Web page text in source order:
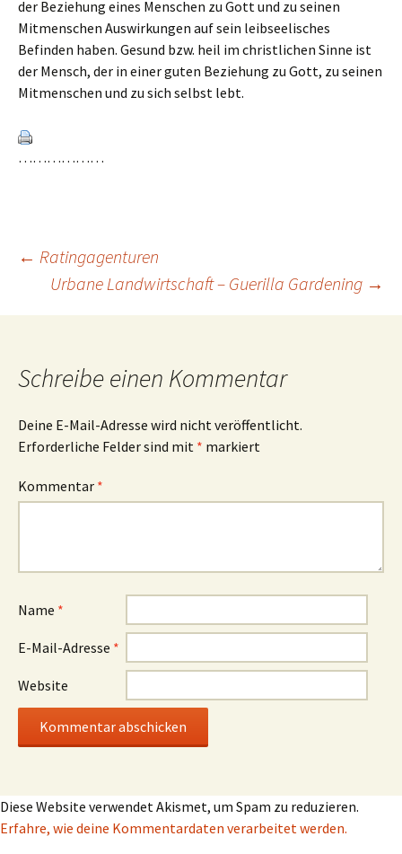
der Beziehung eines Menschen zu Gott und zu seinen
Mitmenschen Auswirkungen auf sein leibseelisches
Befinden haben. Gesund bzw. heil im christlichen Sinne ist
der Mensch, der in einer guten Beziehung zu Gott, zu seinen
Mitmenschen und zu sich selbst lebt.
………………
Beitragsnavigation
← Ratingagenturen
Urbane Landwirtschaft – Guerilla Gardening →
Schreibe einen Kommentar
Deine E-Mail-Adresse wird nicht veröffentlicht.
Erforderliche Felder sind mit * markiert
Kommentar *
Name *
E-Mail-Adresse *
Website
Diese Website verwendet Akismet, um Spam zu reduzieren.
Erfahre, wie deine Kommentardaten verarbeitet werden.